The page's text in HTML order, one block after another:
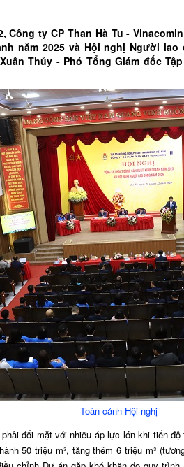
ty CP Than Hà Tu - Vinacomin
năm 2025 và Hội nghị Người lao
Thủy - Phó Tổng Giám đốc
Toàn cảnh Hội nghị
mặt với nhiều áp lực lớn khi tiến độ
50 triệu m³, tăng thêm 6 triệu m³